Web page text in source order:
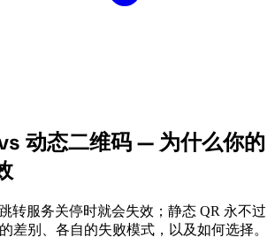
动态二维码 — 为什么你的
转服务关停时就会失效；静态 QR 永不过
差别、各自的失败模式，以及如何选择。